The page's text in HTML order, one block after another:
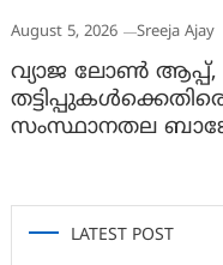
August 5, 2026 Sreeja Ajay
വ്യാജ ലോൺ
സംസ്ഥാനതല
LATEST POST